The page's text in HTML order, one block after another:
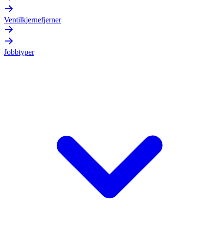
Ventilkjernefjerner
Jobbtyper